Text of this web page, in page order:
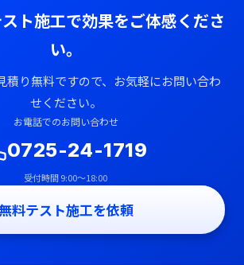
ト施工で効果をご体感くださ
い。
積り無料ですので、お気軽にお問い合わ
せください。
お電話でのお問い合わせ
0725-24-1719
受付時間 9:00〜18:00
料テスト施工を依頼